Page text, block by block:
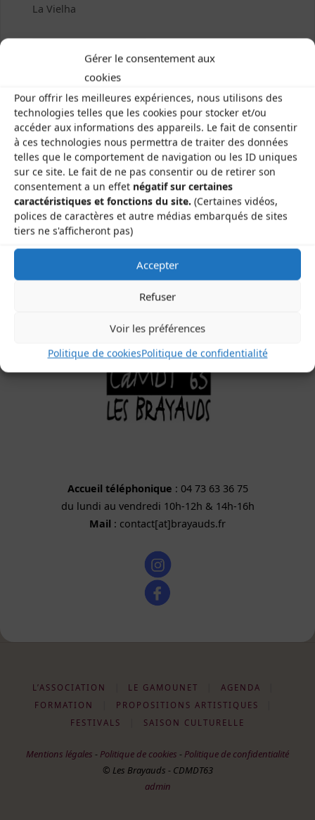
Gérer le consentement aux
cookies
Pour offrir les meilleures expériences, nous utilisons des
technologies telles que les cookies pour stocker et/ou
accéder aux informations des appareils. Le fait de consentir
à ces technologies nous permettra de traiter des données
telles que le comportement de navigation ou les ID uniques
sur ce site. Le fait de ne pas consentir ou de retirer son
consentement a un effet négatif sur certaines
caractéristiques et fonctions du site. (Certaines vidéos,
polices de caractères et autre médias embarqués de sites
tiers ne s'afficheront pas)
Accepter
Refuser
Voir les préférences
Politique de cookiesPolitique de confidentialité
La Vielha
Previous image
Les Brayauds-CDMDT63
Le Gamounet
40 rue de la République
63200 Saint-Bonnet-près-Riom
Accueil téléphonique : 04 73 63 36 75
du lundi au vendredi 10h-12h & 14h-16h
Mail : contact[at]brayauds.fr
L’ASSOCIATION LE GAMOUNET AGENDA
FORMATION
PROPOSITIONS ARTISTIQUES
FESTIVALS
SAISON CULTURELLE
Mentions légales - Politique de cookies - Politique de confidentialité
© Les Brayauds - CDMDT63
admin